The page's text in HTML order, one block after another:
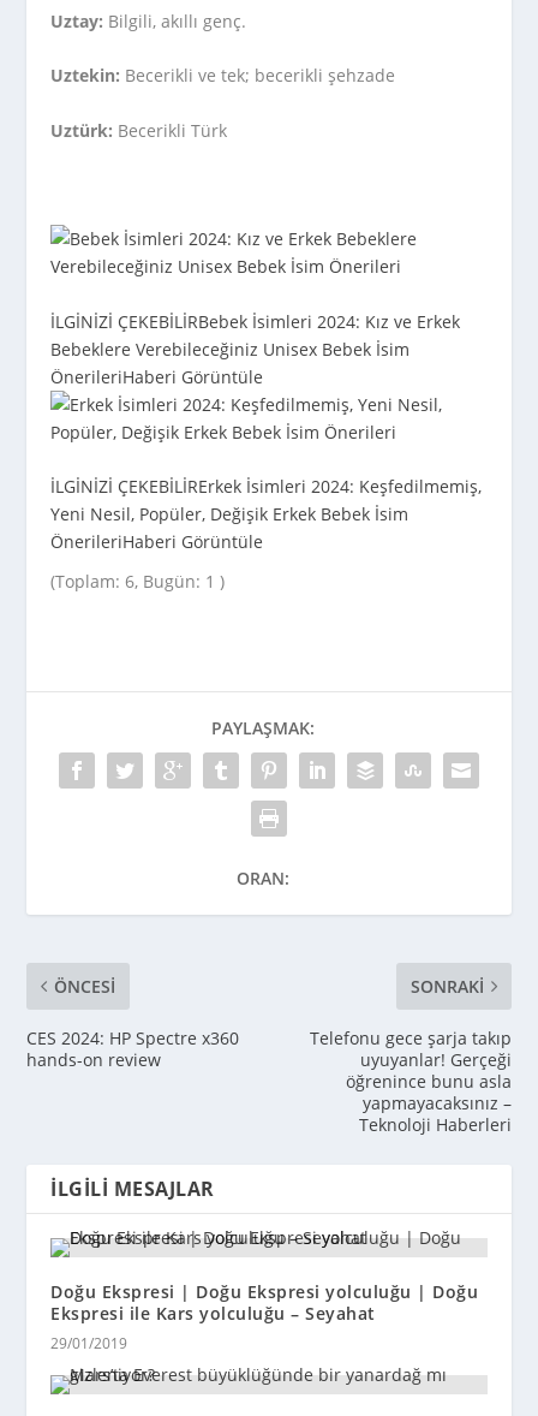
Uztay: Bilgili, akıllı genç.
Uztekin: Becerikli ve tek; becerikli şehzade
Uztürk: Becerikli Türk
İLGİNİZİ ÇEKEBİLİRBebek İsimleri 2024: Kız ve Erkek
Bebeklere Verebileceğiniz Unisex Bebek İsim
ÖnerileriHaberi Görüntüle
İLGİNİZİ ÇEKEBİLİRErkek İsimleri 2024: Keşfedilmemiş,
Yeni Nesil, Popüler, Değişik Erkek Bebek İsim
ÖnerileriHaberi Görüntüle
(Toplam: 6, Bugün: 1 )
PAYLAŞMAK:
ORAN:
ÖNCESI
CES 2024: HP Spectre x360
hands-on review
SONRAKI
Telefonu gece şarja takıp
uyuyanlar! Gerçeği
öğrenince bunu asla
yapmayacaksınız –
Teknoloji Haberleri
İLGILI MESAJLAR
Doğu Ekspresi | Doğu Ekspresi yolculuğu | Doğu
Ekspresi ile Kars yolculuğu – Seyahat
29/01/2019